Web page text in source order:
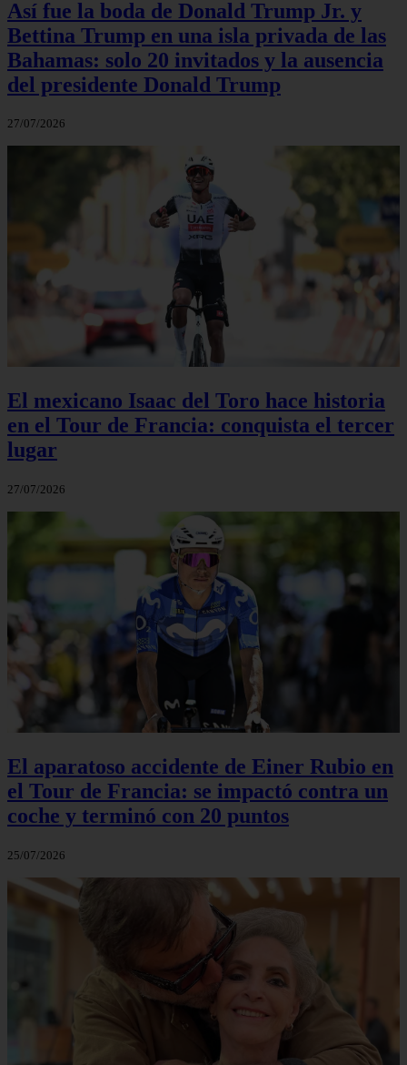
Así fue la boda de Donald Trump Jr. y
Bettina Trump en una isla privada de las
Bahamas: solo 20 invitados y la ausencia
del presidente Donald Trump
27/07/2026
El mexicano Isaac del Toro hace historia
en el Tour de Francia: conquista el tercer
lugar
27/07/2026
El aparatoso accidente de Einer Rubio en
el Tour de Francia: se impactó contra un
coche y terminó con 20 puntos
25/07/2026